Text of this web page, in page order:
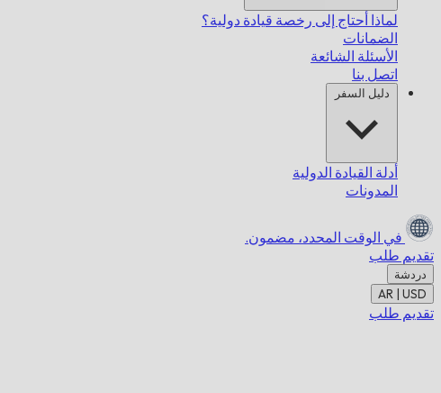
لماذا أحتاج إلى رخصة قيادة دولية؟
الضمانات
الأسئلة الشائعة
اتصل بنا
دليل السفر
أدلة القيادة الدولية
المدونات
في الوقت المحدد، مضمون.
تقديم طلب
دردشة
AR | USD
تقديم طلب